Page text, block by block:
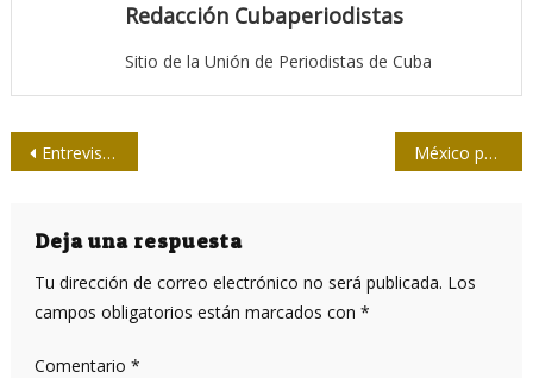
Redacción Cubaperiodistas
Sitio de la Unión de Periodistas de Cuba
Navegación
entradas
Entrevista/ Iraida Malberti, dando felicidad para encontrarla México post-terremoto: complicado operativo de rescate
Deja una respuesta
Tu dirección de correo electrónico no será publicada. Los
campos obligatorios están marcados con *
Comentario *